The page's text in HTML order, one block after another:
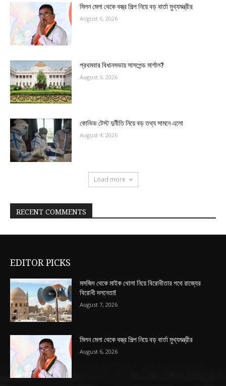
মিলন মেলা থেকে বস্ত্র শিল্প নিয়ে বড় বার্তা মুখ্যমন্ত্রীর
August 6, 2026
প্রথমবার বিধানসভায় সাসপেন্ড মার্শাল?
August 5, 2026
কোভিড টেস্ট দুর্নীতি নিয়ে বড় তথ্য সামনে এলো
August 4, 2026
Load more
RECENT COMMENTS
EDITOR PICKS
মসজিদ থেকে মাইক খোলা নিয়ে বিরোধীতার পথে রাজ্যের
বিরোধী দলনেতা!
August 7, 2026
মিলন মেলা থেকে বস্ত্র শিল্প নিয়ে বড় বার্তা মুখ্যমন্ত্রীর
August 6, 2026